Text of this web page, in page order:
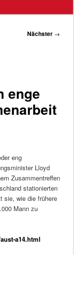
Nächster →
enge
eng
Lloyd
Zusammentreffen
stationierten
sie, wie die frühere
Mann zu
a14.html